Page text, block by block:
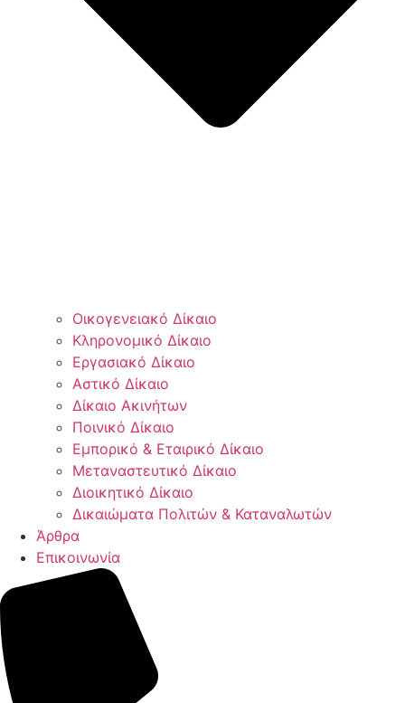
Οικογενειακό Δίκαιο
Κληρονομικό Δίκαιο
Εργασιακό Δίκαιο
Αστικό Δίκαιο
Δίκαιο Ακινήτων
Ποινικό Δίκαιο
Εμπορικό & Εταιρικό Δίκαιο
Μεταναστευτικό Δίκαιο
Διοικητικό Δίκαιο
Δικαιώματα Πολιτών & Καταναλωτών
Άρθρα
Επικοινωνία